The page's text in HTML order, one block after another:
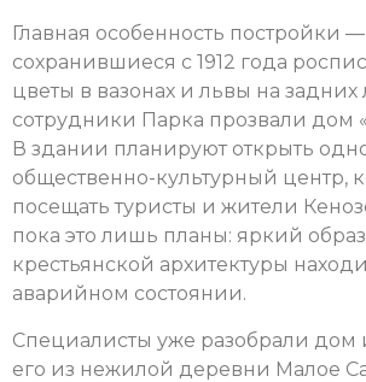
Главная особенность постройки —
сохранившиеся с 1912 года
цветы в вазонах и львы на задних
сотрудники Парка прозвали дом
В здании планируют открыть
общественно-культурный центр,
посещать туристы и жители
пока это лишь планы: яркий
крестьянской архитектуры
аварийном состоянии.
Специалисты уже разобрали дом
его из нежилой деревни Малое